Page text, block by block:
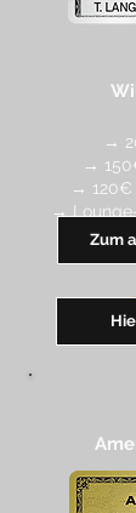
→
→
→ 120€
→
Zum